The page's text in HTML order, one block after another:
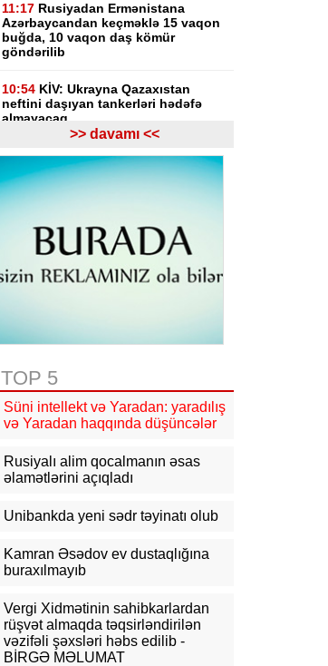
11:17 Rusiyadan Ermənistana
Azərbaycandan keçməklə 15 vaqon
buğda, 10 vaqon daş kömür
göndərilib
10:54 KİV: Ukrayna Qazaxıstan
neftini daşıyan tankerləri hədəfə
almayacaq
10:44 CNN: ABŞ Baş Qərargah rəisi
İranla müharibədən çıxış yolu axtarır
10:26
icrasına başlayacağıq
10:15 Paşinyan: Ermənistanla
Azərbaycan arasında münaqişə
avqustun 8-nə qədər dalanda idi
09:34 ABŞ-da faydalı qazıntıların
hasilatına 3 milyard dollar
investisiya qoyulacaq
09:14 NYT: ABŞ Kubanın rəhbəri
vəzifəsinə namizəd axtarır
09:04Azərbaycan XİN
yolu ilə həllinə dəstəyini təsdiqləyib
tərəfdaşlığının əsasını qoyan
memorandumun imzalanmasının bir
ili tamam olur
>> davamı <<
TOP 5
Süni intellekt və Yaradan: yaradılış
və Yaradan haqqında düşüncələr
Rusiyalı alim qocalmanın əsas
əlamətlərini açıqladı
Unibankda yeni sədr təyinatı olub
Kamran Əsədov ev dustaqlığına
buraxılmayıb
Vergi Xidmətinin sahibkarlardan
rüşvət almaqda təqsirləndirilən
vəzifəli şəxsləri həbs edilib -
BİRGƏ MƏLUMAT